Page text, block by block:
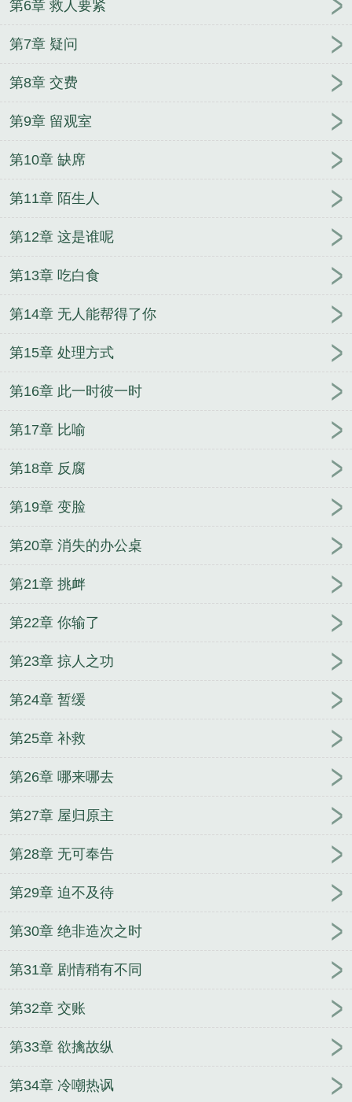
第6章 救人要紧
第7章 疑问
第8章 交费
第9章 留观室
第10章 缺席
第11章 陌生人
第12章 这是谁呢
第13章 吃白食
第14章 无人能帮得了你
第15章 处理方式
第16章 此一时彼一时
第17章 比喻
第18章 反腐
第19章 变脸
第20章 消失的办公桌
第21章 挑衅
第22章 你输了
第23章 掠人之功
第24章 暂缓
第25章 补救
第26章 哪来哪去
第27章 屋归原主
第28章 无可奉告
第29章 迫不及待
第30章 绝非造次之时
第31章 剧情稍有不同
第32章 交账
第33章 欲擒故纵
第34章 冷嘲热讽